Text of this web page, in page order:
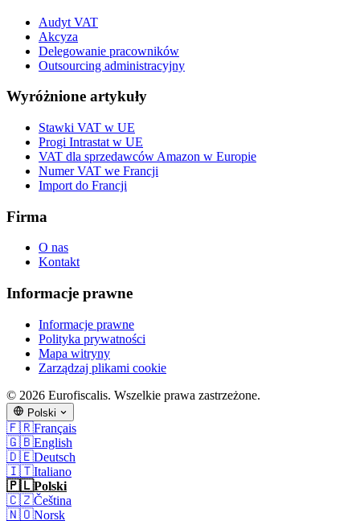
Audyt VAT
Akcyza
Delegowanie pracowników
Outsourcing administracyjny
Wyróżnione artykuły
Stawki VAT w UE
Progi Intrastat w UE
VAT dla sprzedawców Amazon w Europie
Numer VAT we Francji
Import do Francji
Firma
O nas
Kontakt
Informacje prawne
Informacje prawne
Polityka prywatności
Mapa witryny
Zarządzaj plikami cookie
© 2026 Eurofiscalis. Wszelkie prawa zastrzeżone.
Polski
🇫🇷Français
🇬🇧English
🇩🇪Deutsch
🇮🇹Italiano
🇵🇱Polski
🇨🇿Čeština
🇳🇴Norsk